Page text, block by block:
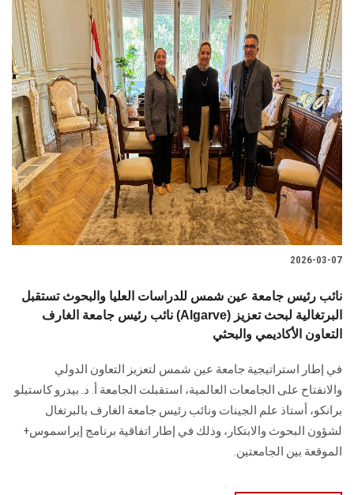
الإعلام
تواصل معنا
الطلاب
هيئة التدريس
الدراسات العليا
الخريجين
الزائـرون
سجل الان
2026-03-07
نائب رئيس جامعة عين شمس للدراسات العليا والبحوث تستقبل
نائب رئيس جامعة الغارف (Algarve) البرتغالية لبحث تعزيز
التعاون الأكاديمي والبحثي
في إطار استراتيجية جامعة عين شمس لتعزيز التعاون الدولي
والانفتاح على الجامعات العالمية، استقبلت الجامعة أ. د. بيدرو كاستيلو
برانكو، أستاذ علم الجينات ونائب رئيس جامعة الغارف بالبرتغال
لشؤون البحوث والابتكار، وذلك في إطار اتفاقية برنامج إيراسموس+
الموقعة بين الجامعتين.